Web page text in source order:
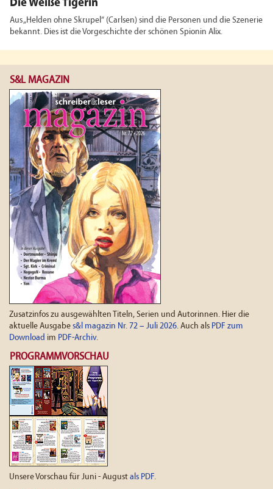
Die Weiße Tigerin
Aus „Helden ohne Skrupel“ (Carlsen) sind die Personen und die Szenerie
bekannt. Dies ist die Vorgeschichte der schönen Spionin Alix.
S&L MAGAZIN
Zusatzinfos zu ausgewählten Titeln, Serien und Autorinnen. Hier die
aktuelle Ausgabe s&l magazin Nr. 72 – Juli 2026. Auch als PDF zum
Download im PDF-Archiv.
PROGRAMMVORSCHAU
Unsere Vorschau für Juni - August als PDF.